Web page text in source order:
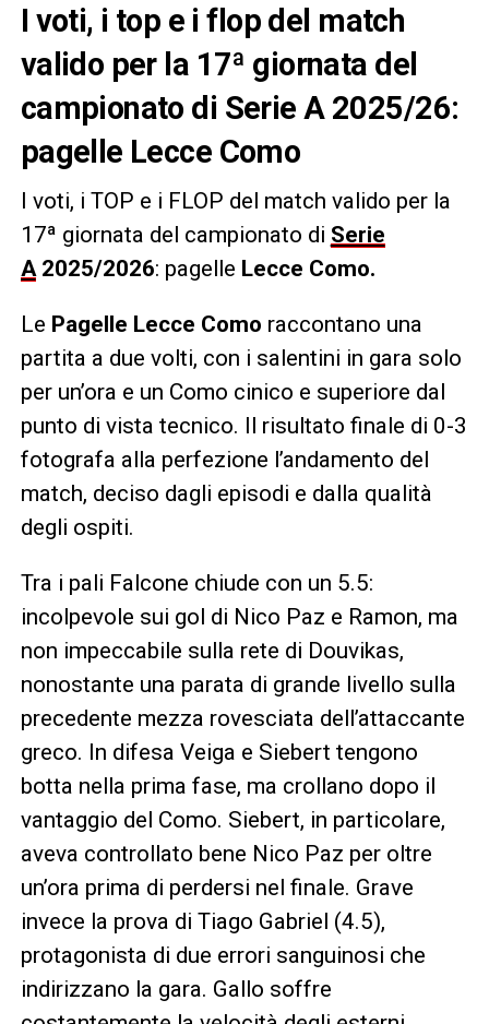
I voti, i top e i flop del match
valido per la 17ª giornata del
campionato di Serie A 2025/26:
pagelle Lecce Como
I voti, i TOP e i FLOP del match valido per la
17ª giornata del campionato di Serie
A 2025/2026: pagelle Lecce Como.
Le Pagelle Lecce Como raccontano una
partita a due volti, con i salentini in gara solo
per un’ora e un Como cinico e superiore dal
punto di vista tecnico. Il risultato finale di 0-3
fotografa alla perfezione l’andamento del
match, deciso dagli episodi e dalla qualità
degli ospiti.
Tra i pali Falcone chiude con un 5.5:
incolpevole sui gol di Nico Paz e Ramon, ma
non impeccabile sulla rete di Douvikas,
nonostante una parata di grande livello sulla
precedente mezza rovesciata dell’attaccante
greco. In difesa Veiga e Siebert tengono
botta nella prima fase, ma crollano dopo il
vantaggio del Como. Siebert, in particolare,
aveva controllato bene Nico Paz per oltre
un’ora prima di perdersi nel finale. Grave
invece la prova di Tiago Gabriel (4.5),
protagonista di due errori sanguinosi che
indirizzano la gara. Gallo soffre